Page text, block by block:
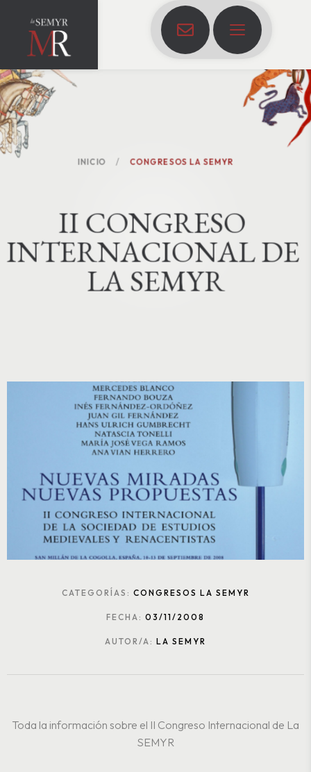
INICIO CONGRESOS LA SEMYR
IICONGRESO
INTERNACIONALDE
LASEMYR
CATEGORÍAS: CONGRESOS LA SEMYR
FECHA: 03/11/2008
AUTOR/A: LA SEMYR
Toda la información sobre el II Congreso Internacional de La
SEMYR